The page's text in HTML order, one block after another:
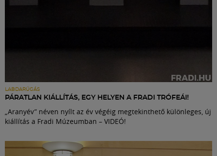
LABDARÚGÁS
PÁRATLAN KIÁLLÍTÁS, EGY HELYEN A FRADI TRÓFEÁI!
„Aranyév” néven nyílt az év végéig megtekinthető különleges, új
kiállítás a Fradi Múzeumban – VIDEÓ!